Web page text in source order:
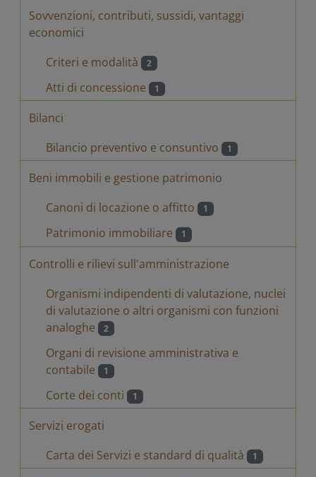
Sovvenzioni, contributi, sussidi, vantaggi
economici
Criteri e modalità
2
Atti di concessione 1
Bilanci
Bilancio preventivo e consuntivo
1
Beni immobili e gestione patrimonio
Canoni di locazione o affitto
1
Patrimonio immobiliare 1
Controlli e rilievi sull'amministrazione
Organismi indipendenti di valutazione, nuclei
di valutazione o altri organismi con funzioni
analoghe
2
Organi di revisione amministrativa e
contabile
1
Corte dei conti 1
Servizi erogati
Carta dei Servizi e standard di qualità
1